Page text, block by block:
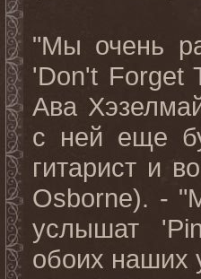
"Мы очень
'Don't Forget
Ава
с ней еще
гитарист и
Osborne). -
услышат '
обоих наших